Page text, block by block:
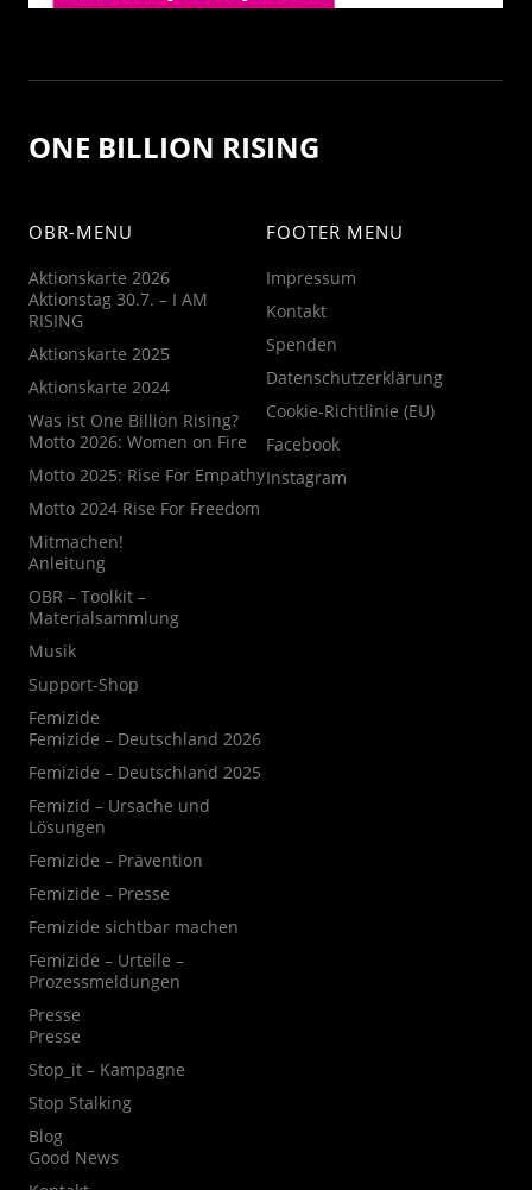
ONE BILLION RISING
OBR-MENU
Aktionskarte 2026
Aktionstag 30.7. – I AM
RISING
Aktionskarte 2025
Aktionskarte 2024
Was ist One Billion Rising?
Motto 2026: Women on Fire
Motto 2025: Rise For Empathy
Motto 2024 Rise For Freedom
Mitmachen!
Anleitung
OBR – Toolkit –
Materialsammlung
Musik
Support-Shop
Femizide
Femizide – Deutschland 2026
Femizide – Deutschland 2025
Femizid – Ursache und
Lösungen
Femizide – Prävention
Femizide – Presse
Femizide sichtbar machen
Femizide – Urteile –
Prozessmeldungen
Presse
Presse
Stop_it – Kampagne
Stop Stalking
Blog
Good News
FOOTER MENU
Impressum
Kontakt
Spenden
Datenschutzerklärung
Cookie-Richtlinie (EU)
Facebook
Instagram